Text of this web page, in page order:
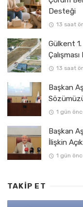
Desteği
13 saat
Gülkent
Çalışması
13 saat
Başkan
1 gün
Başkan
İlişkin
1 gün
TAKIP ET